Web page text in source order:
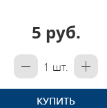
5 руб.
1 шт.
КУПИТЬ